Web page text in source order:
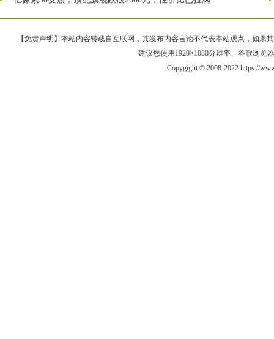
【免责声明】本站内容转载自互联网，其发布内容言论不代表本站观点，如果
建议您使用1920×1080分辨率、谷歌浏览
Copygight © 2008-2022 https://